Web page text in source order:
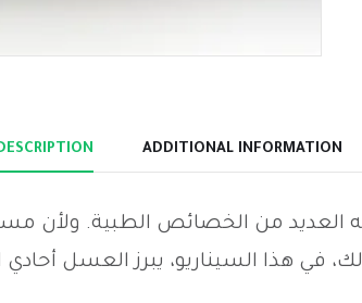
ADDITIONAL INFORMATION
له العديد من الخصائص الطبية.
في هذا السيناريو، يبرز العسل أحادي